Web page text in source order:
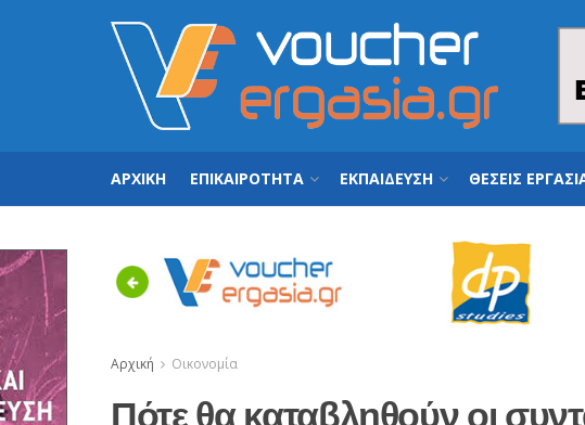
ΑΡΧΙΚΗ ΕΠΙΚΑΙΡΟΤΗΤΑ ΕΚΠΑΙΔΕΥΣΗ ΘΕΣΕΙΣ
Previous
Αρχική Οικονομία
Πότε θα καταβληθούν οι